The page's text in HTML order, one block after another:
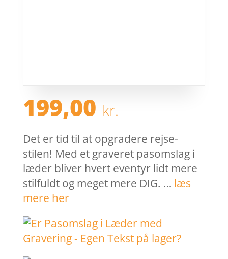
199,00 kr.
Det er tid til at opgradere rejse-
stilen! Med et graveret pasomslag i
læder bliver hvert eventyr lidt mere
stilfuldt og meget mere DIG. … læs
mere her